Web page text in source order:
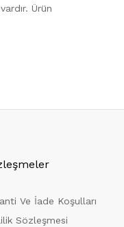
Ürün
Ve İade Koşulları
Sözleşmesi